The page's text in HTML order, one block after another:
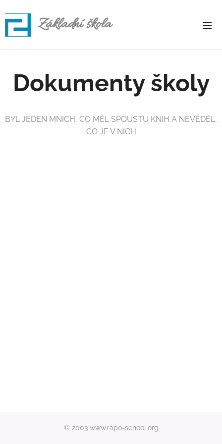
Základní škola
Dokumenty školy
BYL JEDEN MNICH, CO MĚL SPOUSTU KNIH A NEVĚDĚL,
CO JE V NICH
© 2003 www.rapo-school.org